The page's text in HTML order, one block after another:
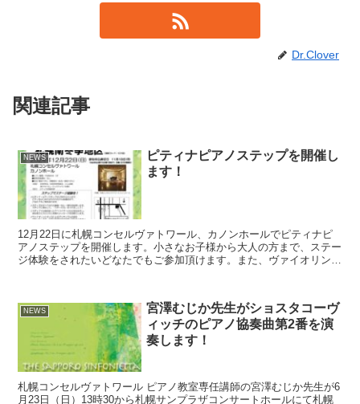
Dr.Clover
関連記事
NEWS
ピティナピアノステップを開催し
ます！
12月22日に札幌コンセルヴァトワール、カノンホールでピティナピ
アノステップを開催します。小さなお子様から大人の方まで、ステー
ジ体験をされたいどなたでもご参加頂けます。また、ヴァイオリンや
NEWS
宮澤むじか先生がショスタコーヴ
ィッチのピアノ協奏曲第2番を演
奏します！
札幌コンセルヴァトワール ピアノ教室専任講師の宮澤むじか先生が6
月23日（日）13時30から札幌サンプラザコンサートホールにて札幌